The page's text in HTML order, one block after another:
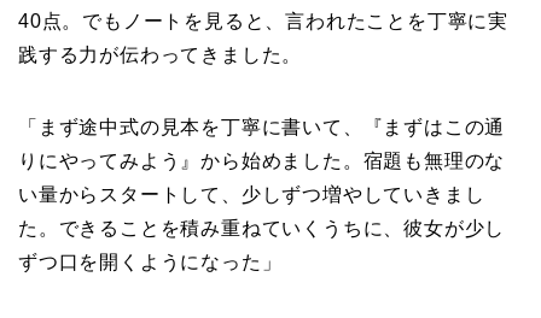
40点。でもノートを見ると、言われたことを丁寧に実
践する力が伝わってきました。
「まず途中式の見本を丁寧に書いて、『まずはこの通
りにやってみよう』から始めました。宿題も無理のな
い量からスタートして、少しずつ増やしていきまし
た。できることを積み重ねていくうちに、彼女が少し
ずつ口を開くようになった」